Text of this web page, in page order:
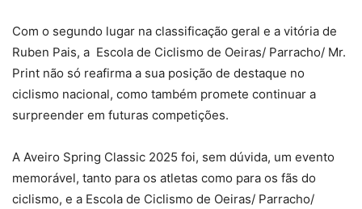
Com o segundo lugar na classificação geral e a vitória de
Ruben Pais, a Escola de Ciclismo de Oeiras/ Parracho/ Mr.
Print não só reafirma a sua posição de destaque no
ciclismo nacional, como também promete continuar a
surpreender em futuras competições.
A Aveiro Spring Classic 2025 foi, sem dúvida, um evento
memorável, tanto para os atletas como para os fãs do
ciclismo, e a Escola de Ciclismo de Oeiras/ Parracho/